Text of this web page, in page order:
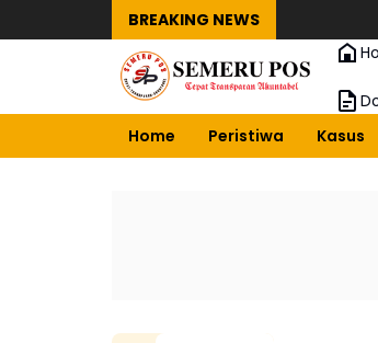
BREAKING NEWS
Home
Peristiwa Kasus